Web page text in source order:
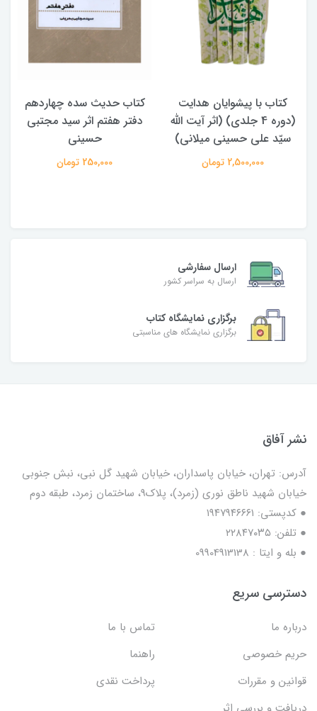
کتاب حدیث سده چهاردهم
دفتر هفتم اثر سید مجتبی
حسینی
250,000 تومان
کتاب آفاق الولایه فی فقه
الامامه (2 جلدی)
950,000 تومان
ارسال سفارشی
ارسال به سراسر کشور
برگزاری نمایشگاه کتاب
برگزاری نمایشگاه های مناسبتی
نشر آفاق
آدرس: تهران، خیابان پاسداران، خیابان شهید گل نبی، نبش جنوبی
خیابان شهید ناطق نوری (زمرد)، پلاک9، ساختمان زمرد، طبقه دوم
● کدپستی: ۱۹۴۷۹۴۶۶۶۱
● تلفن: ٢٢٨۴٧۰۳۵
● بله و ایتا : 09904913138
دسترسی سریع
درباره ما
تماس با ما
حریم خصوصی
راهنما
قوانین و مقررات
پرداخت نقدی